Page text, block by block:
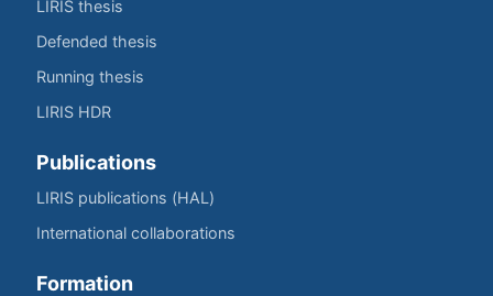
LIRIS thesis
Defended thesis
Running thesis
LIRIS HDR
Publications
LIRIS publications (HAL)
International collaborations
Formation